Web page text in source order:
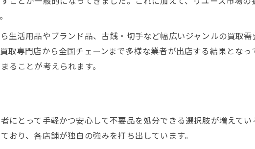
資産整理に役立つ姫路の買取活用術を紹介
家財や不用品を効率良く買取に出す方法
姫路で高価買取を目指すための準備術
買取活用で賢く資産管理を進めるコツ
今後の買取業界の動向と姫路の展望
資産整理に役立つ未来型買取サービス
生活用品やブランド品、古銭・切手など幅広いジャンルの買取
取専門店から全国チェーンまで多様な業者が出店する結果とな
ることが考えられます。
にとって手軽かつ安心して不要品を処分できる選択肢が増えて
り、各店舗が独自の強みを打ち出しています。